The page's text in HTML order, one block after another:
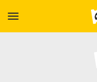
menu